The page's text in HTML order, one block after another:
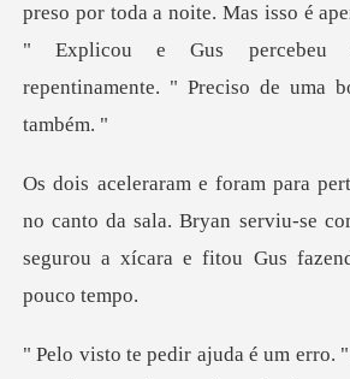
preso por toda a noite. Mas iss
canto da sala. Bryan serviu-se
segurou